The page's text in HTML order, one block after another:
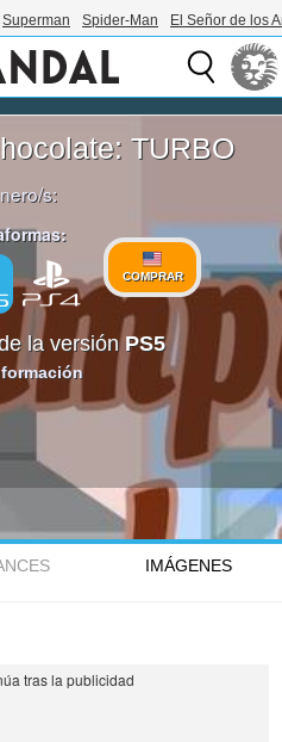
Superman Spider-Man El Señor de los
TURBO
s:
COMPRAR
la versión PS5
IMÁGENES